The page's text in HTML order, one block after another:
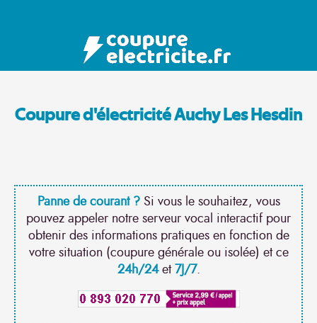
Coupure d'électricité Auchy Les Hesdin
Panne de courant ?Si vous le souhaitez, vous
pouvez appeler notre serveur vocal interactif pour
obtenir des informations pratiques en fonction de
votre situation (coupure générale ou isolée) et ce
24h/24et7J/7.